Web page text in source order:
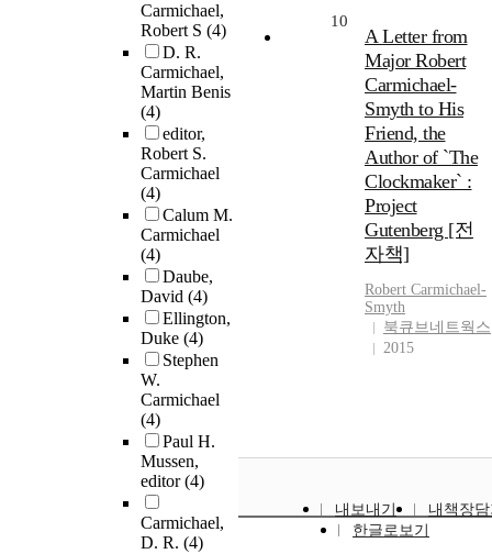
Carmichael,
Robert S (4)
D. R.
Carmichael,
Martin Benis
(4)
editor,
Robert S.
Carmichael
(4)
Calum M.
Carmichael
(4)
Daube,
David (4)
Ellington,
Duke (4)
Stephen
W.
Carmichael
(4)
Paul H.
Mussen,
editor(4)
Carmichael,
D. R. (4)
10
A Letter from
Major Robert
Carmichael-
Smyth to His
Friend, the
Author of `The
Clockmaker` :
Project
Gutenberg [전
자책]
Robert Carmichael-
Smyth
북큐브네트웍스
2015
내보내기
내책장
한글로보기